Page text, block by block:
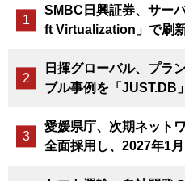
SMBC日興証券、サー
ft Virtualization」で刷
日揮グローバル、プラ
ブル事例を「JUST.DB
愛媛県庁、次期ネット
全面採用し、2027年1